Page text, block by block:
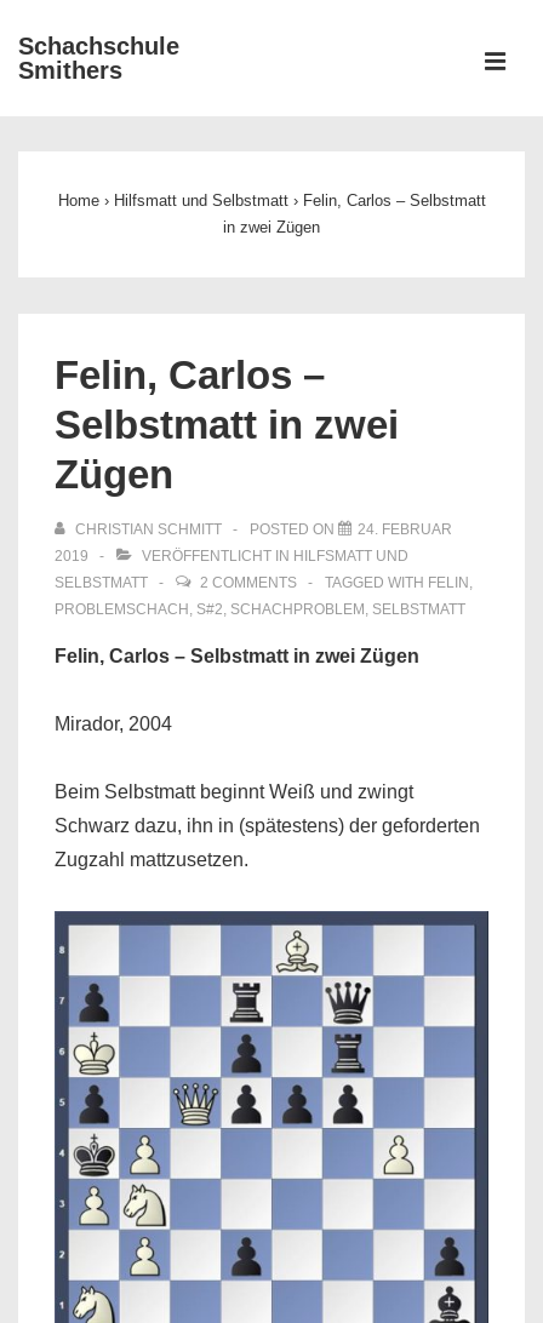
Zum
Inhalt
Schachschule
Smithers
Home › Hilfsmatt und Selbstmatt › Felin, Carlos – Selbstmatt
in zwei Zügen
Felin, Carlos –
Selbstmatt in zwei
Zügen
CHRISTIAN SCHMITT POSTED ON
24. FEBRUAR
2019
VERÖFFENTLICHT IN HILFSMATT UND
SELBSTMATT
2 COMMENTS TAGGED WITH FELIN ,
PROBLEMSCHACH , S#2, SCHACHPROBLEM , SELBSTMATT
Felin, Carlos – Selbstmatt in zwei Zügen
Mirador, 2004
Beim Selbstmatt beginnt Weiß und zwingt
Schwarz dazu, ihn in (spätestens) der geforderten
Zugzahl mattzusetzen.